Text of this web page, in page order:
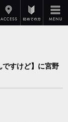
すけど】に宮野